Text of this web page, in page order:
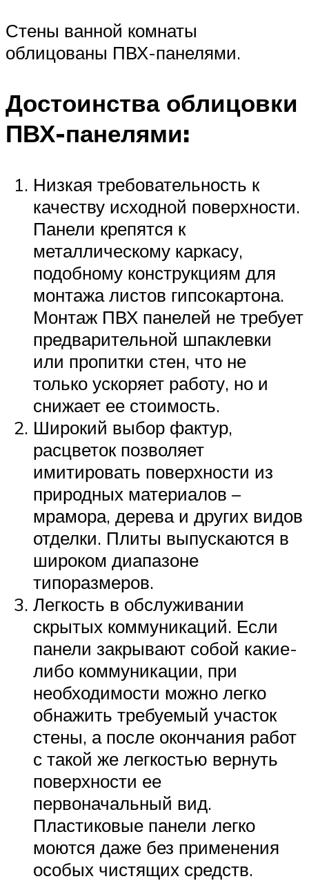
Стены ванной комнаты
облицованы ПВХ-панелями.
Достоинства облицовки
ПВХ-панелями:
Низкая требовательность к
качеству исходной поверхности.
Панели крепятся к
металлическому каркасу,
подобному конструкциям для
монтажа листов гипсокартона.
Монтаж ПВХ панелей не требует
предварительной шпаклевки
или пропитки стен, что не
только ускоряет работу, но и
снижает ее стоимость.
Широкий выбор фактур,
расцветок позволяет
имитировать поверхности из
природных материалов –
мрамора, дерева и других видов
отделки. Плиты выпускаются в
широком диапазоне
типоразмеров.
Легкость в обслуживании
скрытых коммуникаций. Если
панели закрывают собой какие-
либо коммуникации, при
необходимости можно легко
обнажить требуемый участок
стены, а после окончания работ
с такой же легкостью вернуть
поверхности ее
первоначальный вид.
Пластиковые панели легко
моются даже без применения
особых чистящих средств.